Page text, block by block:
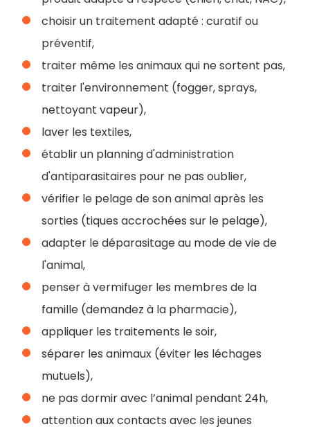
choisir un traitement adapté : curatif ou
préventif,
traiter même les animaux qui ne sortent pas,
traiter l'environnement (fogger, sprays,
nettoyant vapeur),
laver les textiles,
établir un planning d'administration
d'antiparasitaires pour ne pas oublier,
vérifier le pelage de son animal après les
sorties (tiques accrochées sur le pelage),
adapter le déparasitage au mode de vie de
l'animal,
penser à vermifuger les membres de la
famille (demandez à la pharmacie),
appliquer les traitements le soir,
séparer les animaux (éviter les léchages
mutuels),
ne pas dormir avec l’animal pendant 24h,
attention aux contacts avec les jeunes